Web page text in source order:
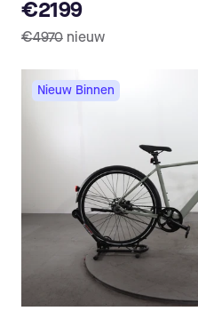
€2199
€4970 nieuw
Nieuw Binnen